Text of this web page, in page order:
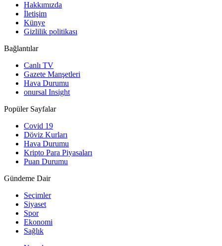
Hakkımızda
İletişim
Künye
Gizlilik politikası
Bağlantılar
Canlı TV
Gazete Manşetleri
Hava Durumu
onursal Insight
Popüler Sayfalar
Covid 19
Döviz Kurları
Hava Durumu
Kripto Para Piyasaları
Puan Durumu
Gündeme Dair
Seçimler
Siyaset
Spor
Ekonomi
Sağlık